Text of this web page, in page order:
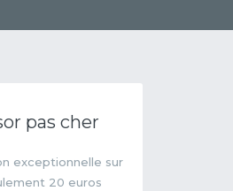
pas cher
exceptionnelle sur
20 euros